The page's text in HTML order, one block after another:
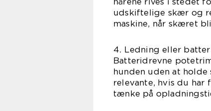
udskiftelige skær og
maskine, når skæret
4. Ledning eller
Batteridrevne
hunden uden at
relevante, hvis du
tænke på